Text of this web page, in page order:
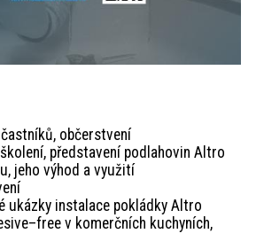
občerstvení
představení podlahovin Altro
jeho výhod a využití
ukázky instalace pokládky Altro
v komerčních kuchyních,